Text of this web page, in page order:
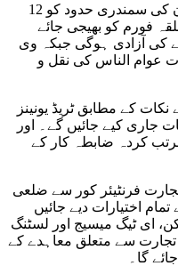
معاہدے کے نکات کے مطابق بلوچستان کی سمندری حدود کو 12
فورم کو بھیجی جائے
کی آزادی ہوگی جبکہ وی
عوام الناس کی نقل و
کے مطابق ٹریڈ یونینز
جاری کیے جائیں گے۔ اور
کردہ ضابطہ کار کے
فرنٹیئر کور سے ضلعی
تمام اختیارات دیے جائیں
ای ٹیگ میسیج اور لسٹنگ
تجارت سے متعلق معاہدے کے
گا۔